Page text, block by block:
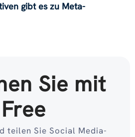
gibt es zu Meta-
Sie mit
Free
teilen Sie Social Media-